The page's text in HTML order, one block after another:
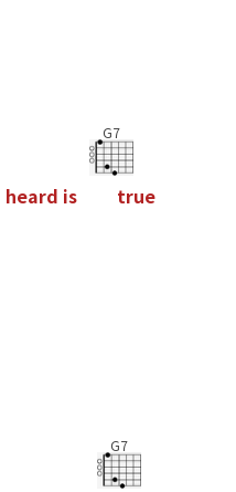
heard is
G7
true
G7